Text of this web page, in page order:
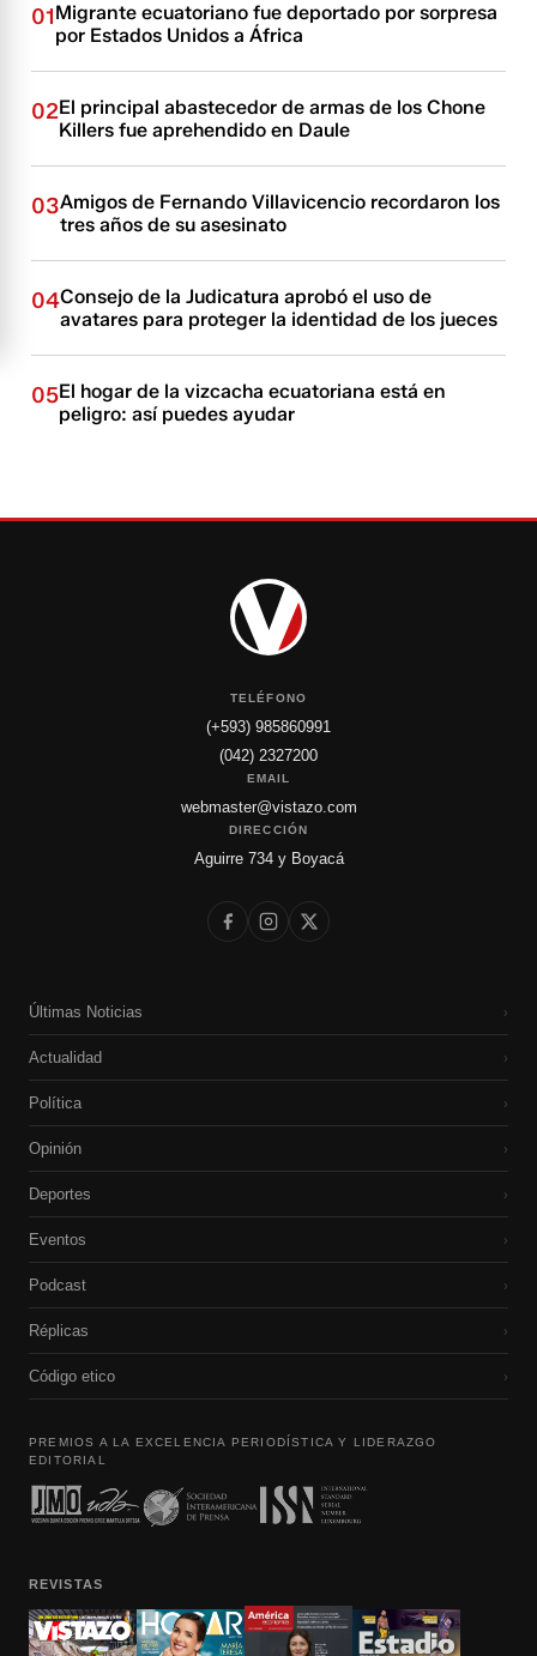
01Migrante ecuatoriano fue deportado por sorpresa
por Estados Unidos a África
02El principal abastecedor de armas de los Chone
Killers fue aprehendido en Daule
03Amigos de Fernando Villavicencio recordaron los
tres años de su asesinato
04Consejo de la Judicatura aprobó el uso de
avatares para proteger la identidad de los jueces
05El hogar de la vizcacha ecuatoriana está en
peligro: así puedes ayudar
TELÉFONO
(+593) 985860991
(042) 2327200
EMAIL
webmaster@vistazo.com
DIRECCIÓN
Aguirre 734 y Boyacá
Últimas Noticias ›
Actualidad ›
Política ›
Opinión ›
Deportes ›
Eventos ›
Podcast ›
Réplicas ›
Código etico ›
PREMIOS A LA EXCELENCIA PERIODÍSTICA Y LIDERAZGO
EDITORIAL
REVISTAS